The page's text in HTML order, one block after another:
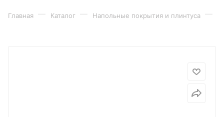
Главная — Каталог — Напольные покрытия и плинтуса —